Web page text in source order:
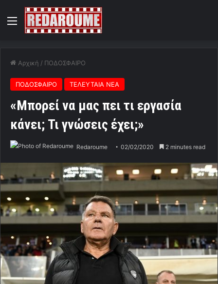
Menu
Αρχική / ΠΟΔΟΣΦΑΙΡΟ
ΠΟΔΟΣΦΑΙΡΟ ΤΕΛΕΥΤΑΙΑ ΝΕΑ
«Μπορεί να μας πει τι εργασία
κάνει; Τι γνώσεις έχει;»
Redaroume 02/02/2020 2 minutes read